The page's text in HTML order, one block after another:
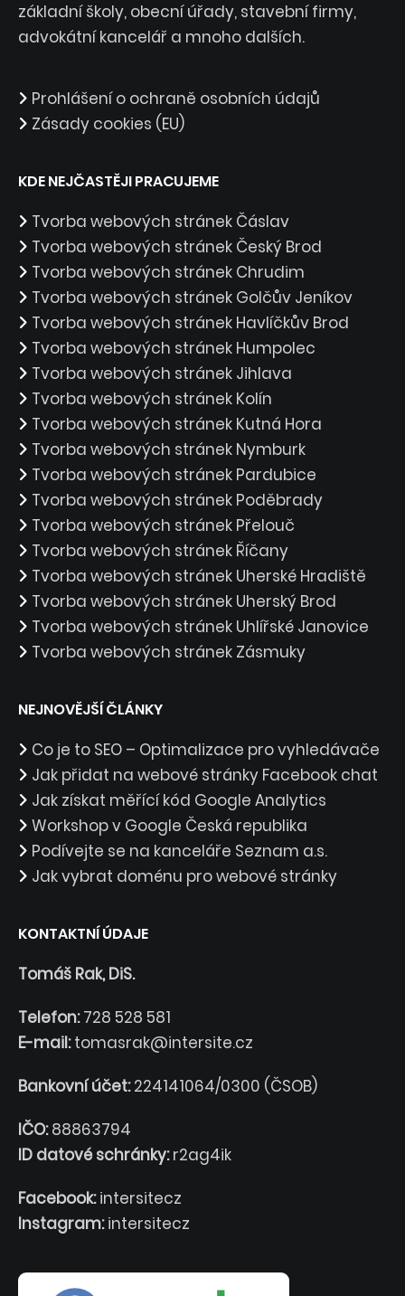
základní školy, obecní úřady, stavební firmy,
advokátní kancelář a mnoho dalších.
Prohlášení o ochraně osobních údajů
Zásady cookies (EU)
KDE NEJČASTĚJI PRACUJEME
Tvorba webových stránek Čáslav
Tvorba webových stránek Český Brod
Tvorba webových stránek Chrudim
Tvorba webových stránek Golčův Jeníkov
Tvorba webových stránek Havlíčkův Brod
Tvorba webových stránek Humpolec
Tvorba webových stránek Jihlava
Tvorba webových stránek Kolín
Tvorba webových stránek Kutná Hora
Tvorba webových stránek Nymburk
Tvorba webových stránek Pardubice
Tvorba webových stránek Poděbrady
Tvorba webových stránek Přelouč
Tvorba webových stránek Říčany
Tvorba webových stránek Uherské Hradiště
Tvorba webových stránek Uherský Brod
Tvorba webových stránek Uhlířské Janovice
Tvorba webových stránek Zásmuky
NEJNOVĚJŠÍ ČLÁNKY
Co je to SEO – Optimalizace pro vyhledávače
Jak přidat na webové stránky Facebook chat
Jak získat měřící kód Google Analytics
Workshop v Google Česká republika
Podívejte se na kanceláře Seznam a.s.
Jak vybrat doménu pro webové stránky
KONTAKTNÍ ÚDAJE
Tomáš Rak, DiS.
Telefon: 728 528 581
E-mail: tomasrak@intersite.cz
Bankovní účet:224141064/0300 (ČSOB)
IČO:88863794
ID datové schránky:r2ag4ik
Facebook: intersitecz
Instagram: intersitecz